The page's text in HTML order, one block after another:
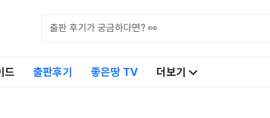
드 출판후기 좋은땅 TV 더보기